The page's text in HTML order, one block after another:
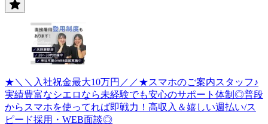
★＼＼入社祝金最大10万円／／★スマホのご案内スタッフ♪
実績豊富なシエロなら未経験でも安心のサポート体制◎普段
からスマホを使ってれば即戦力！高収入＆嬉しい週払い/ス
ピード採用・WEB面談◎